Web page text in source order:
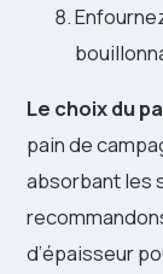
Le choix du
pain de
absorbant les
d’épaisseur